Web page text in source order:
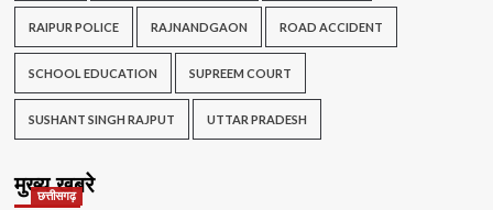
RAIPUR POLICE RAJNANDGAON ROAD ACCIDENT
SCHOOL EDUCATION SUPREEM COURT
SUSHANT SINGH RAJPUT UTTAR PRADESH
मुख्य खबरे
छत्तीसगढ़